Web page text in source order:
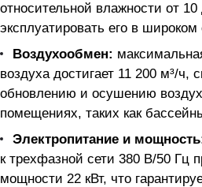
относительной влажности от
эксплуатировать его в широком
Воздухообмен:
воздуха достигает 11 200 м³/ч,
обновлению и осушению
помещениях, таких как
Электропитание и
к трехфазной сети 380 В/50 Гц
мощности 22 кВт, что